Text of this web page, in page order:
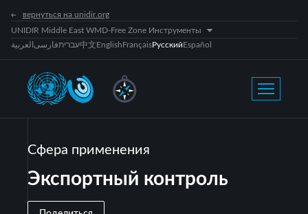
вернуться на unidir.org
UNIDIR Middle East WMD-Free Zone Инструменты
العربية فارسیעברית中文EnglishFrançaisРусскийEspañol
Сфера применения
Экспортный контроль